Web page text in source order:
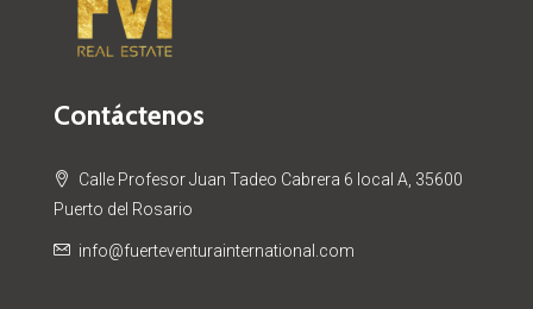
Contáctenos
Calle Profesor Juan Tadeo Cabrera 6 local A, 35600
Puerto del Rosario
info@fuerteventurainternational.com